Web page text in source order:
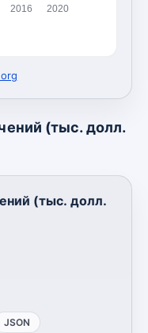
2016 2020
(тыс. долл.
(тыс. долл.
JSON